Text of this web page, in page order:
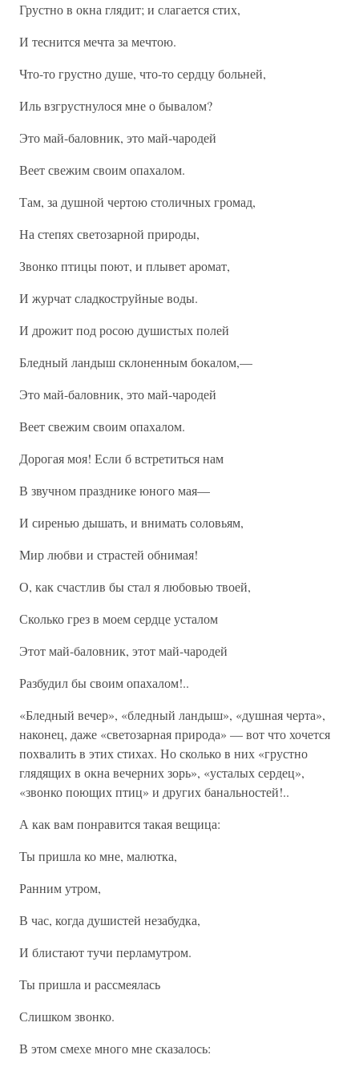
Грустно в окна глядит; и слагается стих,
И теснится мечта за мечтою.
Что-то грустно душе, что-то сердцу больней,
Иль взгрустнулося мне о бывалом?
Это май-баловник, это май-чародей
Веет свежим своим опахалом.
Там, за душной чертою столичных громад,
На степях светозарной природы,
Звонко птицы поют, и плывет аромат,
И журчат сладкоструйные воды.
И дрожит под росою душистых полей
Бледный ландыш склоненным бокалом,—
Это май-баловник, это май-чародей
Веет свежим своим опахалом.
Дорогая моя! Если б встретиться нам
В звучном празднике юного мая—
И сиренью дышать, и внимать соловьям,
Мир любви и страстей обнимая!
О, как счастлив бы стал я любовью твоей,
Сколько грез в моем сердце усталом
Этот май-баловник, этот май-чародей
Разбудил бы своим опахалом!..
«Бледный вечер», «бледный ландыш», «душная черта»,
наконец, даже «светозарная природа» — вот что хочется
похвалить в этих стихах. Но сколько в них «грустно
глядящих в окна вечерних зорь», «усталых сердец»,
«звонко поющих птиц» и других банальностей!..
А как вам понравится такая вещица:
Ты пришла ко мне, малютка,
Ранним утром,
В час, когда душистей незабудка,
И блистают тучи перламутром.
Ты пришла и рассмеялась
Слишком звонко.
В этом смехе много мне сказалось: